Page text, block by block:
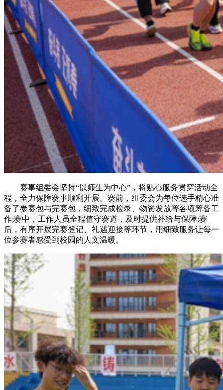
赛事组委会坚持“以师生为中心”，将贴心服务贯穿活动全
程，全力保障赛事顺利开展。赛前，组委会为每位选手精心准
备了参赛包与完赛包，细致完成检录、物资发放等各项筹备工
作;赛中，工作人员全程值守赛道，及时提供补给与保障;赛
后，有序开展完赛登记、礼遇迎接等环节，用细致服务让每一
位参赛者感受到校园的人文温暖。